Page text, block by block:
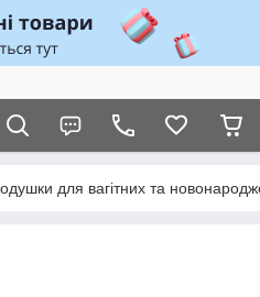
для вагітних та